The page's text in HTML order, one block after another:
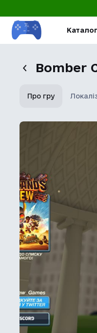
Каталог
Bomber
Про гру